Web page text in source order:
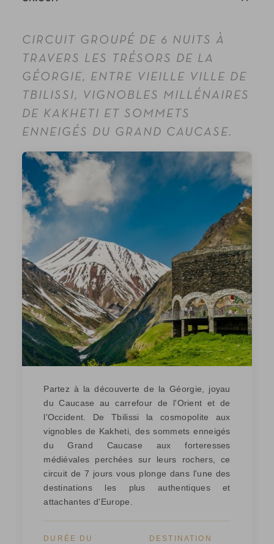
CIRCUIT GROUPÉ DE 6 NUITS À
TRAVERS LES TRÉSORS DE LA
GÉORGIE, ENTRE VIEILLE VILLE DE
TBILISSI, VIGNOBLES MILLÉNAIRES
DE KAKHETI ET SOMMETS
ENNEIGÉS DU GRAND CAUCASE.
Partez à la découverte de la Géorgie, joyau
du Caucase au carrefour de l'Orient et de
l'Occident. De Tbilissi la cosmopolite aux
vignobles de Kakheti, des sommets enneigés
du Grand Caucase aux forteresses
médiévales perchées sur leurs rochers, ce
circuit de 7 jours vous plonge dans l'une des
destinations les plus authentiques et
attachantes d'Europe.
DURÉE DU
DESTINATION